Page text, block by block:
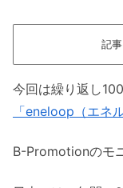
記
今回は繰り返し
「eneloop（エネ
B-Promotionのモ